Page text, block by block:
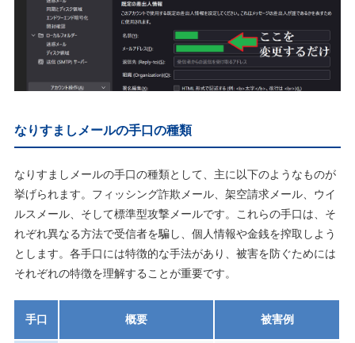
なりすましメールの手口の種類
なりすましメールの手口の種類として、主に以下のようなものが
挙げられます。フィッシング詐欺メール、架空請求メール、ウイ
ルスメール、そして標準型攻撃メールです。これらの手口は、そ
れぞれ異なる方法で受信者を騙し、個人情報や金銭を搾取しよう
とします。各手口には特徴的な手法があり、被害を防ぐためには
それぞれの特徴を理解することが重要です。
手口 概要 被害例